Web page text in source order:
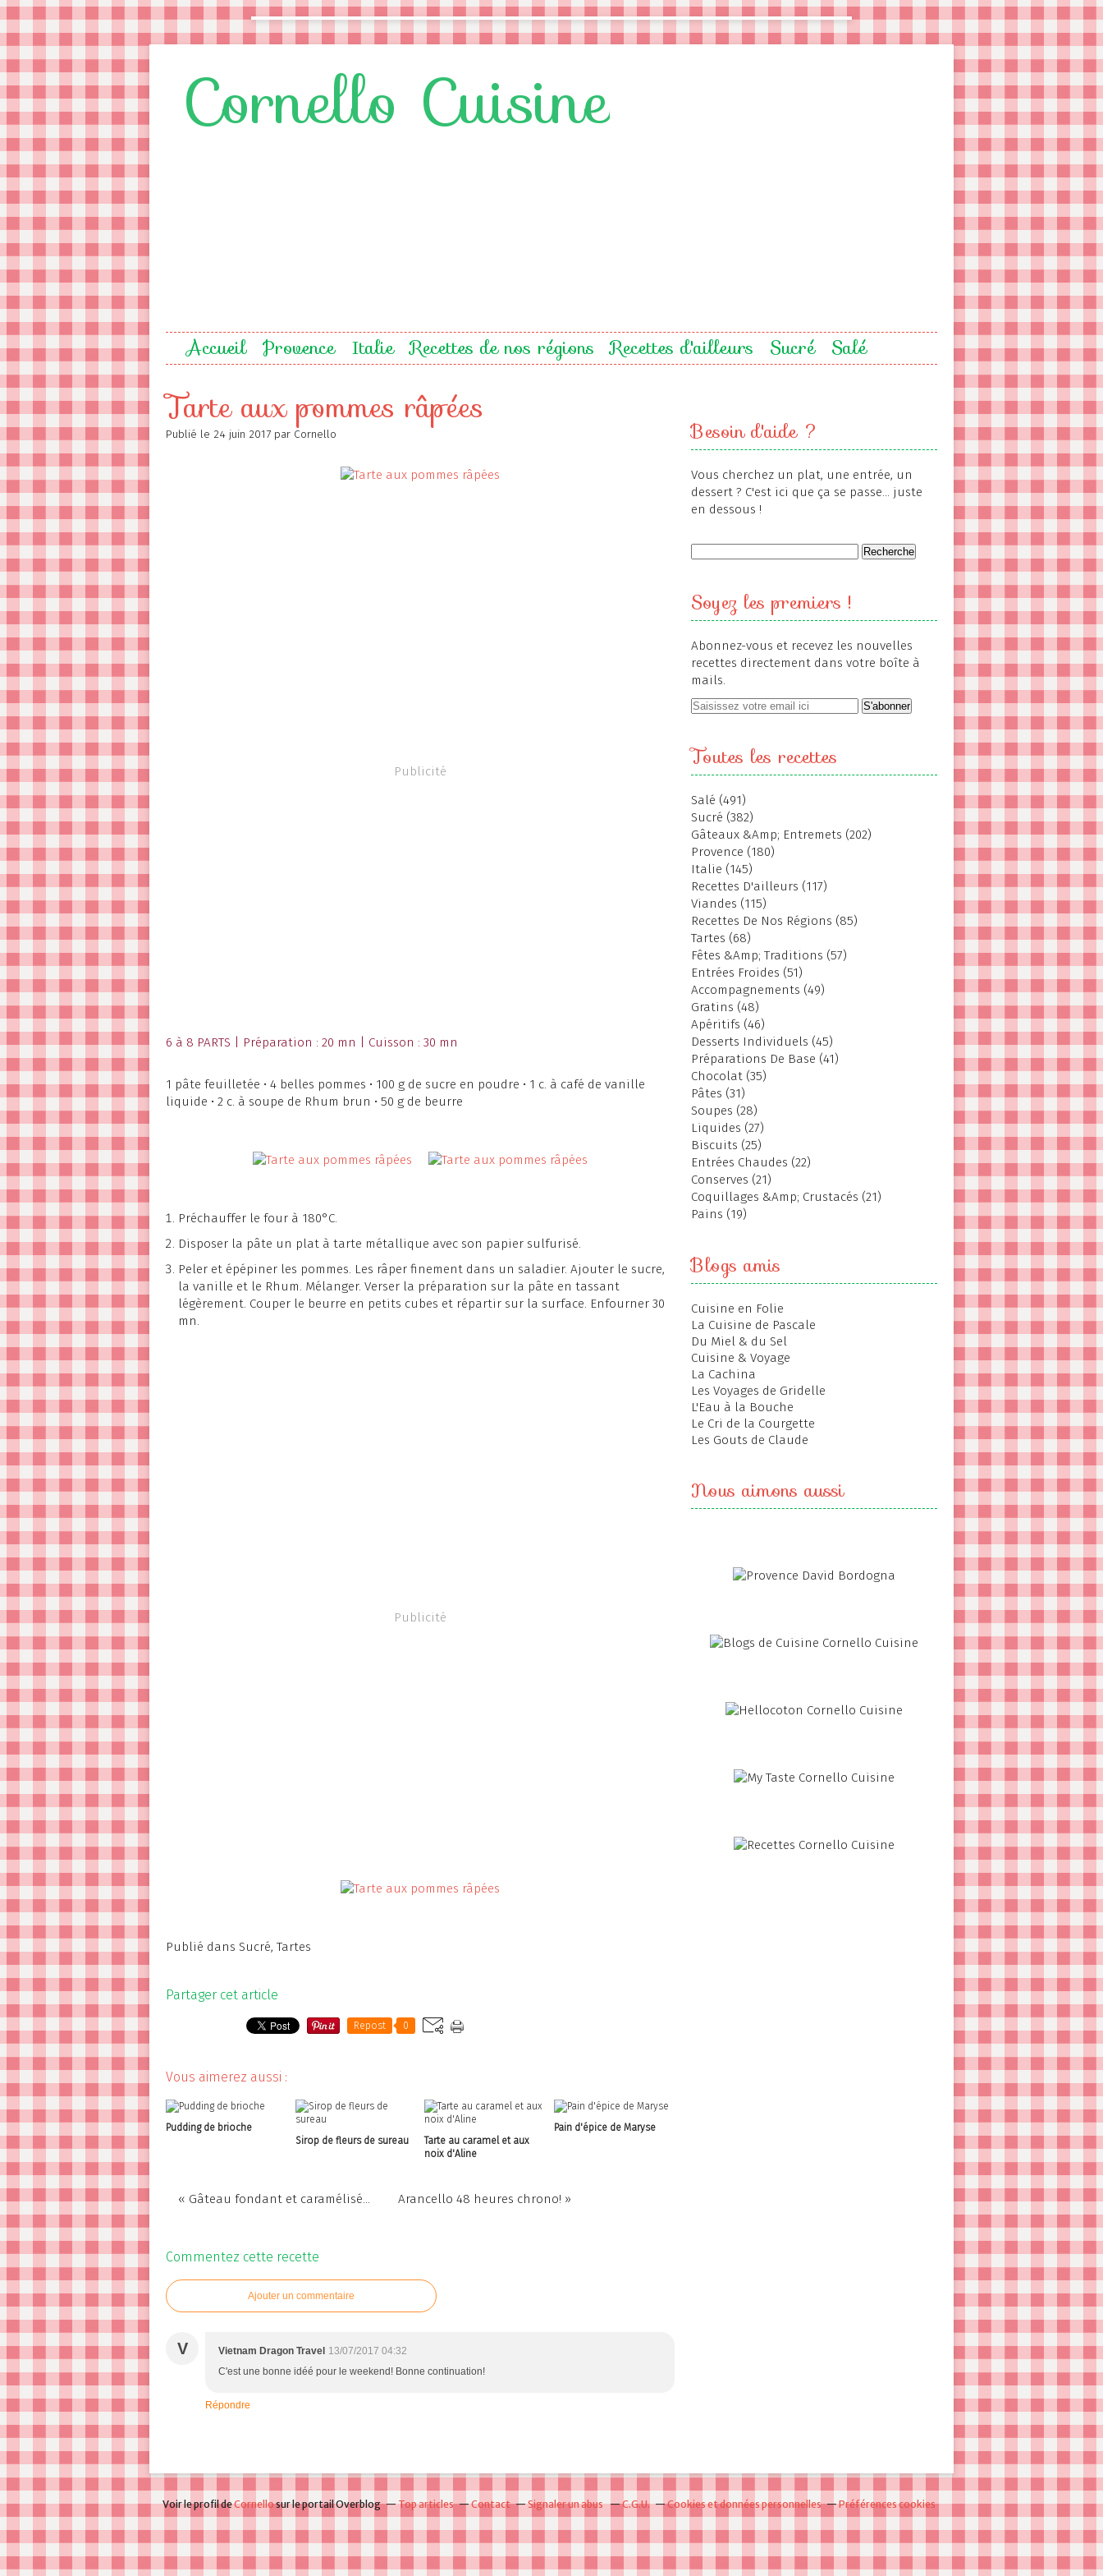
Cornello Cuisine
Accueil Provence Italie Recettes de nos régions Recettes d'ailleurs Sucré Salé
Tarte aux pommes râpées
Publié le 24 juin 2017 par Cornello
Publicité
6 à 8 PARTS | Préparation : 20 mn | Cuisson : 30 mn
1 pâte feuilletée • 4 belles pommes • 100 g de sucre en poudre • 1 c. à café de vanille
liquide • 2 c. à soupe de Rhum brun • 50 g de beurre
Préchauffer le four à 180°C.
Disposer la pâte un plat à tarte métallique avec son papier sulfurisé.
Peler et épépiner les pommes. Les râper finement dans un saladier. Ajouter le sucre,
la vanille et le Rhum. Mélanger. Verser la préparation sur la pâte en tassant
légèrement. Couper le beurre en petits cubes et répartir sur la surface. Enfourner 30
mn.
Publicité
Publié dans Sucré, Tartes
Partager cet article
Repost 0
Vous aimerez aussi :
Pudding de brioche
Sirop de fleurs de sureau
Tarte au caramel et aux
noix d'Aline
Pain d'épice de Maryse
« Gâteau fondant et caramélisé... Arancello 48 heures chrono! »
Commentez cette recette
Ajouter un commentaire
V Vietnam Dragon Travel 13/07/2017 04:32
C'est une bonne idéé pour le weekend! Bonne continuation!
Répondre
Besoin d'aide ?
Vous cherchez un plat, une entrée, un
dessert ? C'est ici que ça se passe... juste
en dessous !
Soyez les premiers !
Abonnez-vous et recevez les nouvelles
recettes directement dans votre boîte à
mails.
Toutes les recettes
Salé (491)
Sucré (382)
Gâteaux &Amp; Entremets (202)
Provence (180)
Italie (145)
Recettes D'ailleurs (117)
Viandes (115)
Recettes De Nos Régions (85)
Tartes (68)
Fêtes &Amp; Traditions (57)
Entrées Froides (51)
Accompagnements (49)
Gratins (48)
Apéritifs (46)
Desserts Individuels (45)
Préparations De Base (41)
Chocolat (35)
Pâtes (31)
Soupes (28)
Liquides (27)
Biscuits (25)
Entrées Chaudes (22)
Conserves (21)
Coquillages &Amp; Crustacés (21)
Pains (19)
Blogs amis
Cuisine en Folie
La Cuisine de Pascale
Du Miel & du Sel
Cuisine & Voyage
La Cachina
Les Voyages de Gridelle
L'Eau à la Bouche
Le Cri de la Courgette
Les Gouts de Claude
Nous aimons aussi
Voir le profil deCornellosur le portail Overblog Top articles Contact Signaler un abus C.G.U. Cookies et données personnelles Préférences cookies